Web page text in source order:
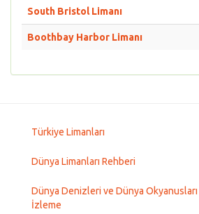
South Bristol Limanı
Boothbay Harbor Limanı
Türkiye Limanları
Dünya Limanları Rehberi
Dünya Denizleri ve Dünya Okyanusları
İzleme